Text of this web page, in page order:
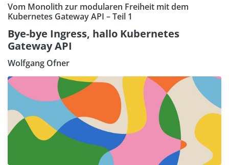
Vom Monolith zur modularen Freiheit mit dem
Kubernetes Gateway API – Teil 1
Bye-bye Ingress, hallo Kubernetes
Gateway API
Wolfgang Ofner